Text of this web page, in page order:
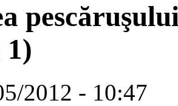
1)
2012 - 10:47